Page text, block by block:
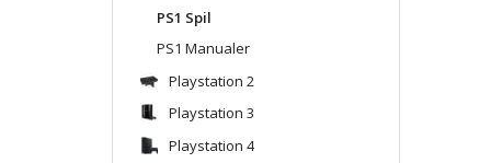
PS1 Spil
PS1 Manualer
Playstation 2
Playstation 3
Playstation 4